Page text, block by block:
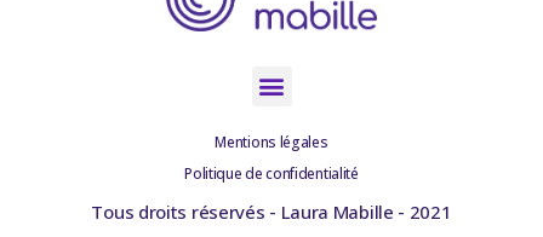
Mentions légales
Politique de confidentialité
Tous droits réservés - Laura Mabille - 2021